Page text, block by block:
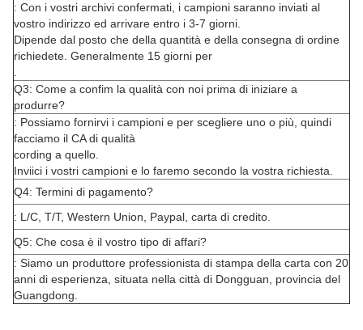
: Con i vostri archivi confermati, i campioni saranno inviati al
vostro indirizzo ed arrivare entro i 3-7 giorni.
Dipende dal posto che della quantità e della consegna di ordine
richiedete. Generalmente 15 giorni per
Q3: Come a confim la qualità con noi prima di iniziare a
produrre?
: Possiamo fornirvi i campioni e per scegliere uno o più, quindi
facciamo il CA di qualità
cording a quello.
Inviici i vostri campioni e lo faremo secondo la vostra richiesta.
Q4: Termini di pagamento?
: L/C, T/T, Western Union, Paypal, carta di credito.
Q5: Che cosa è il vostro tipo di affari?
: Siamo un produttore professionista di stampa della carta con 20
anni di esperienza, situata nella città di Dongguan, provincia del
Guangdong.